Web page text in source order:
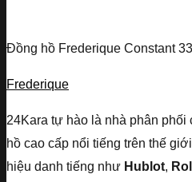
Đồng hồ Frederique Constant
Frederique
24Kara tự hào là nhà phân phối
hồ cao cấp nổi tiếng trên thế
hiệu danh tiếng như Hublot,